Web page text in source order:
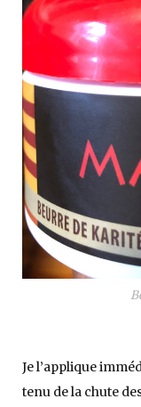
Je l’applique
tenu de la chute